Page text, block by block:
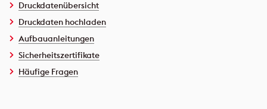
Druckdatenübersicht
Druckdaten hochladen
Aufbauanleitungen
Sicherheitszertifikate
Häufige Fragen